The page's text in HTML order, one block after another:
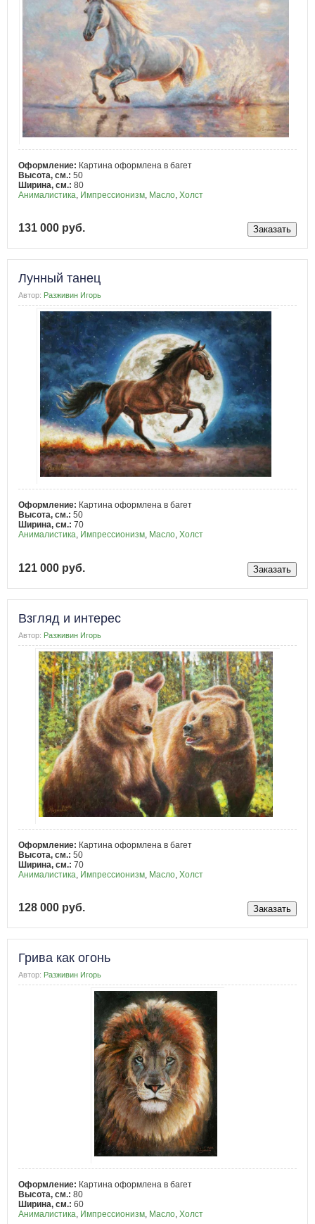
Оформление: Картина оформлена в багет
Высота, см.: 50
Ширина, см.: 80
Анималистика, Импрессионизм, Масло, Холст
131 000 руб.
Лунный танец
Автор: Разживин Игорь
Оформление: Картина оформлена в багет
Высота, см.: 50
Ширина, см.: 70
Анималистика, Импрессионизм, Масло, Холст
121 000 руб.
Взгляд и интерес
Автор: Разживин Игорь
Оформление: Картина оформлена в багет
Высота, см.: 50
Ширина, см.: 70
Анималистика Импрессионизм Масло Холст
128 000 руб.
Грива как огонь
Автор: Разживин Игорь
Оформление: Картина оформлена в багет
Высота, см.: 80
Ширина, см.: 60
Анималистика, Импрессионизм, Масло, Холст